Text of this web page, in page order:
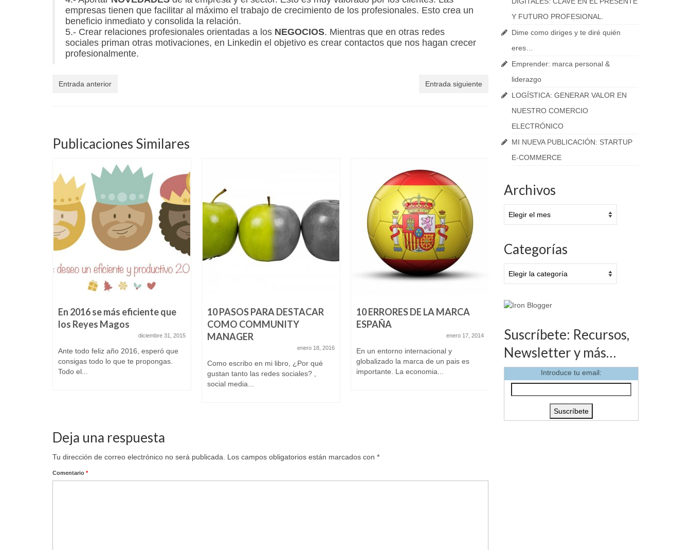
empresas tienen que facilitar al máximo el trabajo de crecimiento de los profesionales. Esto crea un
beneficio inmediato y consolida la relación.
5.- Crear relaciones profesionales orientadas a los NEGOCIOS. Mientras que en otras redes
sociales priman otras motivaciones, en Linkedin el objetivo es crear contactos que nos hagan crecer
profesionalmente.
Entrada anterior Entrada siguiente
Publicaciones Similares
En 2016 se más eficiente que
los Reyes Magos
diciembre 31, 2015
Ante todo feliz año 2016, esperó que
consigas todo lo que te propongas.
Todo el...
10 PASOS PARA DESTACAR
COMO COMMUNITY
MANAGER
enero 18, 2016
Como escribo en mi libro, ¿Por qué
gustan tanto las redes sociales? ,
social media...
10 ERRORES DE LA MARCA
ESPAÑA
enero 17, 2014
En un entorno internacional y
globalizado la marca de un pais es
importante. La economia...
DUMMIES
Después de publicar el artículo sobre
los 10 errores de la marca España. Me
Deja una respuesta
Tu dirección de correo electrónico no será publicada. Los campos obligatorios están marcados con *
Comentario *
Y FUTURO PROFESIONAL.
Dime como diriges y te diré quién
eres…
Emprender: marca personal &
liderazgo
LOGÍSTICA: GENERAR VALOR EN
NUESTRO COMERCIO
ELECTRÓNICO
MI NUEVA PUBLICACIÓN: STARTUP
E-COMMERCE
Archivos
Categorías
Suscríbete: Recursos,
Newsletter y más…
Introduce tu email: